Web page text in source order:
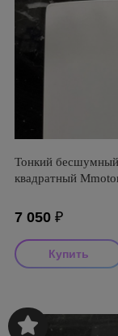
Тонкий бесшумный
квадратный
7 050 ₽